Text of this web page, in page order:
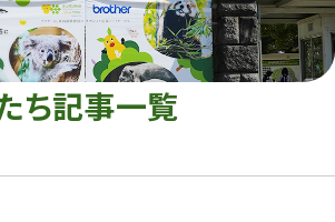
動物園 植物園
再生プラン
東山動植物園
への支援
環境教育
Follow
ち記事一覧